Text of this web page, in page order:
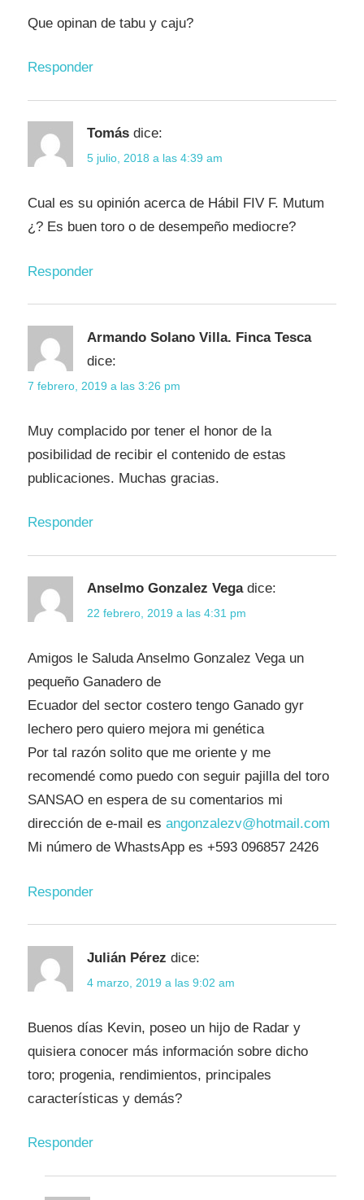
Que opinan de tabu y caju?
Responder
Tomás dice:
5 julio, 2018 a las 4:39 am
Cual es su opinión acerca de Hábil FIV F. Mutum
¿? Es buen toro o de desempeño mediocre?
Responder
Armando Solano Villa. Finca Tesca
dice:
7 febrero, 2019 a las 3:26 pm
Muy complacido por tener el honor de la
posibilidad de recibir el contenido de estas
publicaciones. Muchas gracias.
Responder
Anselmo Gonzalez Vega dice:
22 febrero, 2019 a las 4:31 pm
Amigos le Saluda Anselmo Gonzalez Vega un
pequeño Ganadero de
Ecuador del sector costero tengo Ganado gyr
lechero pero quiero mejora mi genética
Por tal razón solito que me oriente y me
recomendé como puedo con seguir pajilla del toro
SANSAO en espera de su comentarios mi
dirección de e-mail es angonzalezv@hotmail.com
Mi número de WhastsApp es +593 096857 2426
Responder
Julián Pérez dice:
4 marzo, 2019 a las 9:02 am
Buenos días Kevin, poseo un hijo de Radar y
quisiera conocer más información sobre dicho
toro; progenia, rendimientos, principales
características y demás?
Responder